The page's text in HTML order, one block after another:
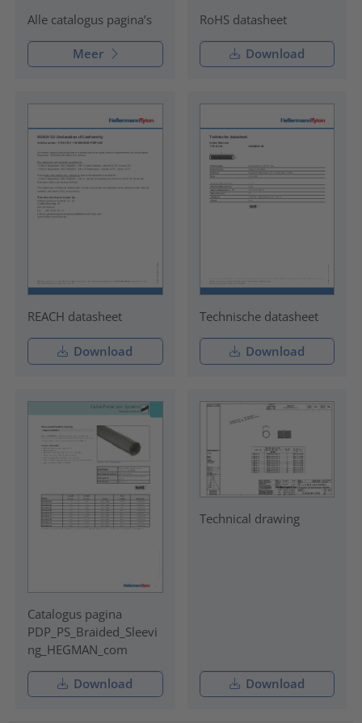
Alle catalogus pagina’s
Meer
RoHS datasheet
Download
REACH datasheet
Download
Technische datasheet
Download
Catalogus pagina
PDP_PS_Braided_Sleevi
ng_HEGMAN_com
Download
Technical drawing
Download